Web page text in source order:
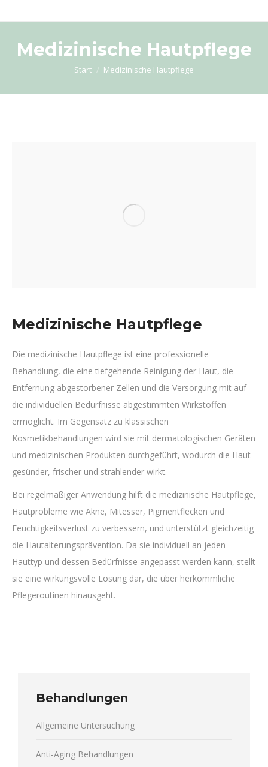
Medizinische Hautpflege
Sie befinden sich hier:
Start Medizinische Hautpflege
Medizinische Hautpflege
Die medizinische Hautpflege ist eine professionelle
Behandlung, die eine tiefgehende Reinigung der Haut, die
Entfernung abgestorbener Zellen und die Versorgung mit auf
die individuellen Bedürfnisse abgestimmten Wirkstoffen
ermöglicht. Im Gegensatz zu klassischen
Kosmetikbehandlungen wird sie mit dermatologischen Geräten
und medizinischen Produkten durchgeführt, wodurch die Haut
gesünder, frischer und strahlender wirkt.
Bei regelmäßiger Anwendung hilft die medizinische Hautpflege,
Hautprobleme wie Akne, Mitesser, Pigmentflecken und
Feuchtigkeitsverlust zu verbessern, und unterstützt gleichzeitig
die Hautalterungsprävention. Da sie individuell an jeden
Hauttyp und dessen Bedürfnisse angepasst werden kann, stellt
sie eine wirkungsvolle Lösung dar, die über herkömmliche
Pflegeroutinen hinausgeht.
Behandlungen
Allgemeine Untersuchung
Anti-Aging Behandlungen